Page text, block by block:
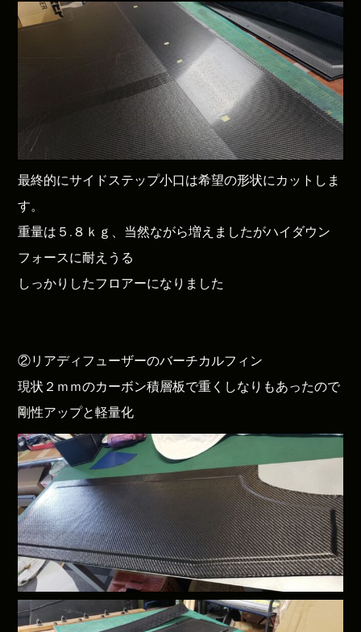
最終的にサイドステップ小口は希望の形状にカットしま
す。
重量は５.８ｋｇ、当然ながら増えましたがハイダウン
フォースに耐えうる
しっかりしたフロアーになりました
②リアディフューザーのバーチカルフィン
現状２ｍｍのカーボン積層板で重くしなりもあったので
剛性アップと軽量化